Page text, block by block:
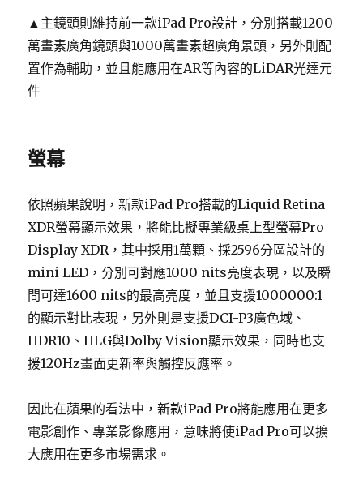
▲主鏡頭則維持前一款iPad Pro設計，分別搭載1200
萬畫素廣角鏡頭與1000萬畫素超廣角景頭，另外則配
置作為輔助，並且能應用在AR等內容的LiDAR光達元
件
螢幕
依照蘋果說明，新款iPad Pro搭載的Liquid Retina
XDR螢幕顯示效果，將能比擬專業級桌上型螢幕Pro
Display XDR，其中採用1萬顆、採2596分區設計的
mini LED，分別可對應1000 nits亮度表現，以及瞬
間可達1600 nits的最高亮度，並且支援1000000:1
的顯示對比表現，另外則是支援DCI-P3廣色域、
HDR10、HLG與Dolby Vision顯示效果，同時也支
援120Hz畫面更新率與觸控反應率。
因此在蘋果的看法中，新款iPad Pro將能應用在更多
電影創作、專業影像應用，意味將使iPad Pro可以擴
大應用在更多市場需求。